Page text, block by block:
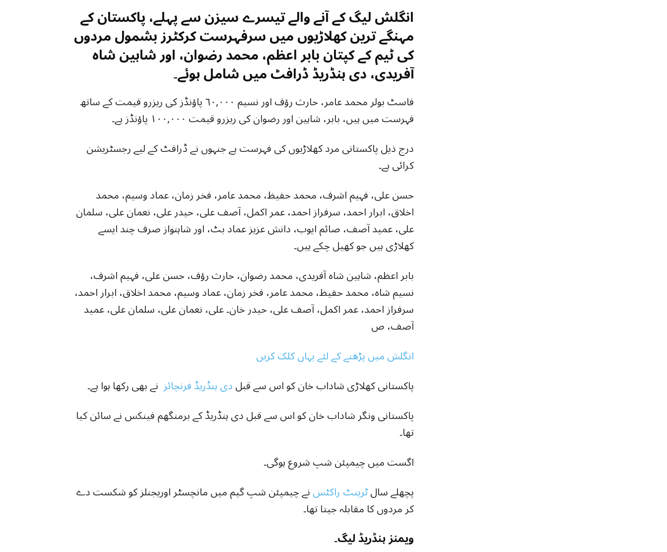
انگلش لیگ کے آنے والے تیسرے سیزن سے پہلے، پاکستان کے
مہنگے ترین کھلاڑیوں میں سرفہرست کرکٹرز بشمول مردوں
کی ٹیم کے کپتان بابر اعظم، محمد رضوان، اور شاہین شاہ
آفریدی، دی ہنڈریڈ ڈرافٹ میں شامل ہوئے۔
فاسٹ بولر محمد عامر، حارث رؤف اور نسیم ٦٠,٠٠٠ پاؤنڈز کی ریزرو قیمت کے ساتھ
فہرست میں ہیں، بابر، شاہین اور رضوان کی ریزرو قیمت ١٠٠,٠٠٠ پاؤنڈز ہے۔
درج ذیل پاکستانی مرد کھلاڑیوں کی فہرست ہے جنہوں نے ڈرافٹ کے لیے رجسٹریشن
کرائی ہے۔
حسن علی، فہیم اشرف، محمد حفیظ، محمد عامر، فخر زمان، عماد وسیم، محمد
اخلاق، ابرار احمد، سرفراز احمد، عمر اکمل، آصف علی، حیدر علی، نعمان علی، سلمان
علی، عمید آصف، صائم ایوب، دانش عزیز عماد بٹ، اور شاہنواز صرف چند ایسے
کھلاڑی ہیں جو کھیل چکے ہیں۔
بابر اعظم، شاہین شاہ آفریدی، محمد رضوان، حارث رؤف، حسن علی، فہیم اشرف،
نسیم شاہ، محمد حفیظ، محمد عامر، فخر زمان، عماد وسیم، محمد اخلاق، ابرار احمد،
سرفراز احمد، عمر اکمل، آصف علی، حیدر خان۔ علی، نعمان علی، سلمان علی، عمید
آصف، ص
انگلش میں پڑھنے کے لئے یہاں کلک کریں
پاکستانی کھلاڑی شاداب خان کو اس سے قبلدی ہنڈریڈ فرنچائز نے بھی رکھا ہوا ہے۔
پاکستانی ونگر شاداب خان کو اس سے قبل دی ہنڈریڈ کے برمنگھم فینکس نے سائن کیا
تھا۔
اگست میں چیمپئن شپ شروع ہوگی۔
پچھلے سالٹرینٹ راکٹسنے چیمپئن شپ گیم میں مانچسٹر اوریجنلز کو شکست دے
کر مردوں کا مقابلہ جیتا تھا۔
ویمنز ہنڈریڈ لیگ۔